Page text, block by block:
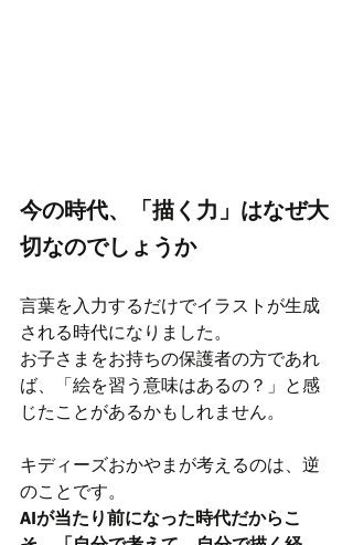
今の時代、「描く力」はなぜ大
切なのでしょうか
言葉を入力するだけでイラストが生成
される時代になりました。
お子さまをお持ちの保護者の方であれ
ば、「絵を習う意味はあるの？」と感
じたことがあるかもしれません。
キディーズおかやまが考えるのは、逆
のことです。
AIが当たり前になった時代だからこ